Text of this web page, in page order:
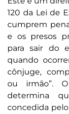
120 da Lei de
cumprem
e os presos
para sair do
quando
cônjuge,
ou irmão”.
determina
concedida